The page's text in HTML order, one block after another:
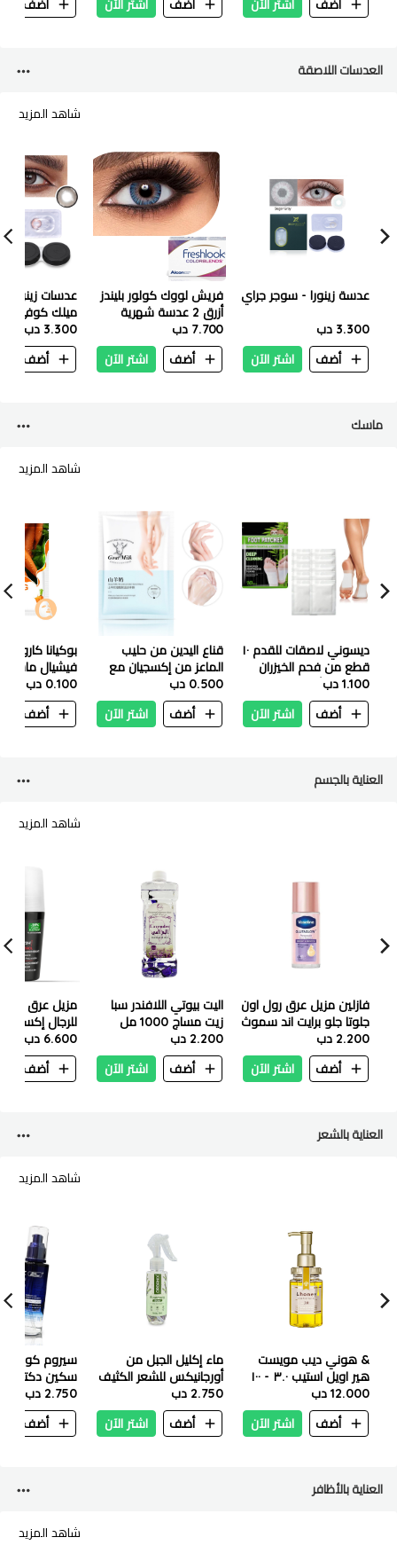
أضف
اشتر الآن
أضف
اشتر الآن
أضف
العدسات اللاصقة
شاهد المزيد
عدسة زينورا - سوجر جراي
3.300 دب
أضف
اشتر الآن
فريش لووك كولور بليندز
أزرق 2 عدسة شهرية
7.700 دب
أضف
اشتر الآن
عدسات زينورا
ميلك كوفي
3.300 دب
أضف
ماسك
شاهد المزيد
ديسوني لاصقات للقدم ١٠
قطع من فحم الخيزران
والشاي الأخضر
1.100 دب
أضف
اشتر الآن
قناع اليدين من حليب
الماعز من إكسجيان مع
النيكوتيناميد - 35 غرام
0.500 دب
أضف
اشتر الآن
بوكيانا كاروت
فيشيال ماسك ٢٥ مل
0.100 دب
أضف
العناية بالجسم
شاهد المزيد
فازلين مزيل عرق رول اون
جلوتا جلو برايت اند سموث
- 45 مل ( رول -ون )
2.200 دب
أضف
اشتر الآن
اليت بيوتي اللافندر سبا
زيت مساج 1000 مل
2.200 دب
أضف
اشتر الآن
مزيل عرق
للرجال
72 ساعة
50 مل - 0362
6.600 دب
أضف
العناية بالشعر
شاهد المزيد
& هوني ديب مويست
هير اويل استيب ٣.٠ - ١٠٠
مل
12.000 دب
أضف
اشتر الآن
ماء إكليل الجبل من
أورجانيكس للشعر الكثيف
100 مل
2.750 دب
أضف
اشتر الآن
سيروم
سكين دكتور
كثافة الشعر
100 مل
2.750 دب
أضف
العناية بالأظافر
شاهد المزيد